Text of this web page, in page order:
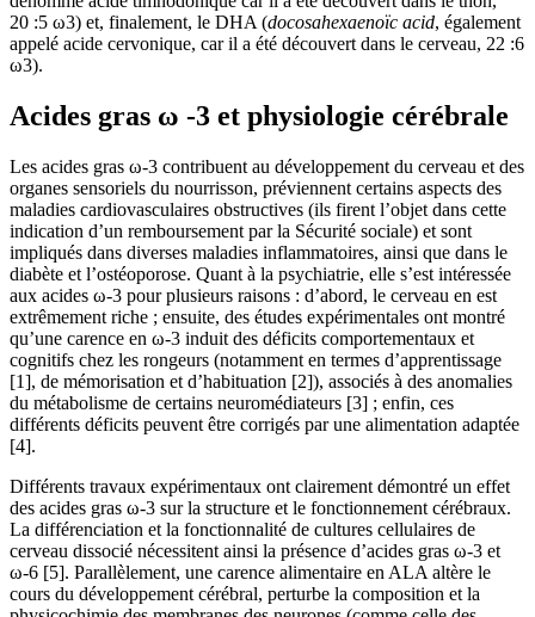
20 :5 ω3) et, finalement, le DHA (docosahexaenoïc acid, également
appelé acide cervonique, car il a été découvert dans le cerveau, 22 :6
ω3).
Acides gras ω -3 et physiologie cérébrale
Les acides gras ω-3 contribuent au développement du cerveau et des
organes sensoriels du nourrisson, préviennent certains aspects des
maladies cardiovasculaires obstructives (ils firent l’objet dans cette
indication d’un remboursement par la Sécurité sociale) et sont
impliqués dans diverses maladies inflammatoires, ainsi que dans le
diabète et l’ostéoporose. Quant à la psychiatrie, elle s’est intéressée
aux acides ω-3 pour plusieurs raisons : d’abord, le cerveau en est
extrêmement riche ; ensuite, des études expérimentales ont montré
qu’une carence en ω-3 induit des déficits comportementaux et
cognitifs chez les rongeurs (notamment en termes d’apprentissage
[1], de mémorisation et d’habituation [2]), associés à des anomalies
du métabolisme de certains neuromédiateurs [3] ; enfin, ces
différents déficits peuvent être corrigés par une alimentation adaptée
[4].
Différents travaux expérimentaux ont clairement démontré un effet
des acides gras ω-3 sur la structure et le fonctionnement cérébraux.
La différenciation et la fonctionnalité de cultures cellulaires de
cerveau dissocié nécessitent ainsi la présence d’acides gras ω-3 et
ω-6 [5]. Parallèlement, une carence alimentaire en ALA altère le
cours du développement cérébral, perturbe la composition et la